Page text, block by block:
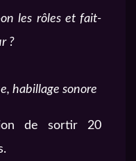
les rôles et fait-
?
habillage sonore
de sortir 20